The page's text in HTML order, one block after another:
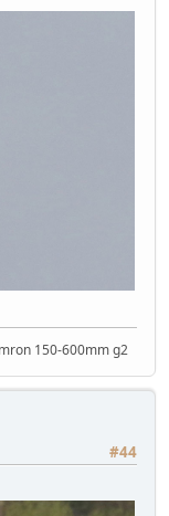
150-600mm g2
#44